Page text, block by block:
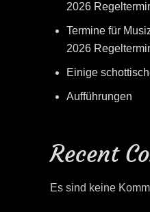
2026
Termine für
2026
Einige
Aufführungen
Recent
Es sind keine